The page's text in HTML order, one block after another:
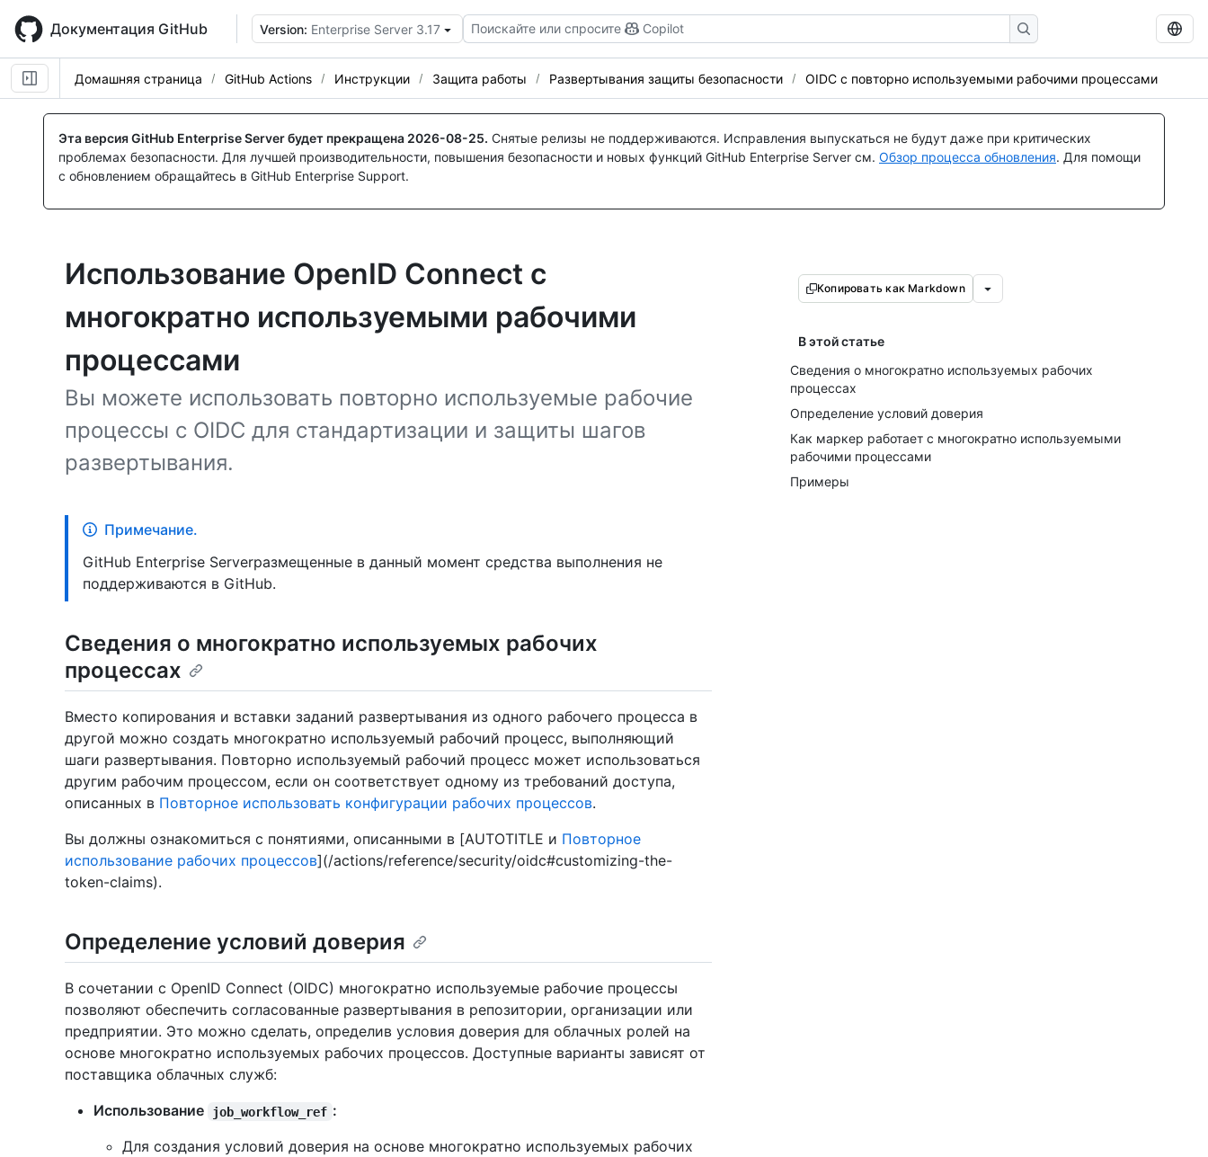
main
content
Документация GitHub Version: Enterprise Server 3.17 Поискайте или спросите Copilot
Домашняя страница GitHub Actions Инструкции Защита работы Развертывания защиты безопасности OIDC с повторно используемыми рабочими процессами
Эта версия GitHub Enterprise Server будет прекращена 2026-08-25. Снятые релизы не поддерживаются. Исправления выпускаться не будут даже при критических
проблемах безопасности. Для лучшей производительности, повышения безопасности и новых функций GitHub Enterprise Server см. Обзор процесса обновления. Для помощи
с обновлением обращайтесь в GitHub Enterprise Support.
Использование OpenID Connect с
многократно используемыми рабочими
процессами
Вы можете использовать повторно используемые рабочие
процессы с OIDC для стандартизации и защиты шагов
развертывания.
Копировать как Markdown
В этой статье
Сведения о многократно используемых рабочих
процессах
Определение условий доверия
Как маркер работает с многократно используемыми
рабочими процессами
Примеры
Примечание.
GitHub Enterprise Serverразмещенные в данный момент средства выполнения не
поддерживаются в GitHub.
Сведения о многократно используемых рабочих
процессах
Вместо копирования и вставки заданий развертывания из одного рабочего процесса в
другой можно создать многократно используемый рабочий процесс, выполняющий
шаги развертывания. Повторно используемый рабочий процесс может использоваться
другим рабочим процессом, если он соответствует одному из требований доступа,
описанных в Повторное использовать конфигурации рабочих процессов.
Вы должны ознакомиться с понятиями, описанными в [AUTOTITLE и Повторное
использование рабочих процессов](/actions/reference/security/oidc#customizing-the-
token-claims).
Определение условий доверия
В сочетании с OpenID Connect (OIDC) многократно используемые рабочие процессы
позволяют обеспечить согласованные развертывания в репозитории, организации или
предприятии. Это можно сделать, определив условия доверия для облачных ролей на
основе многократно используемых рабочих процессов. Доступные варианты зависят от
поставщика облачных служб:
Использование
job_workflow_ref :
Для создания условий доверия на основе многократно используемых рабочих